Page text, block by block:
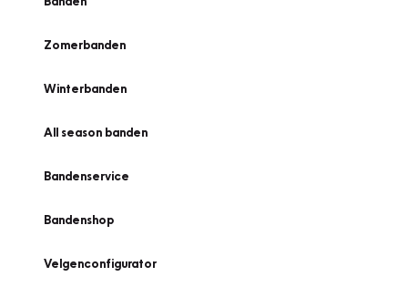
Zomerbanden
Winterbanden
All season banden
Bandenservice
Bandenshop
Velgenconfigurator